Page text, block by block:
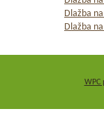
Dlažba
Dlažba
WPC